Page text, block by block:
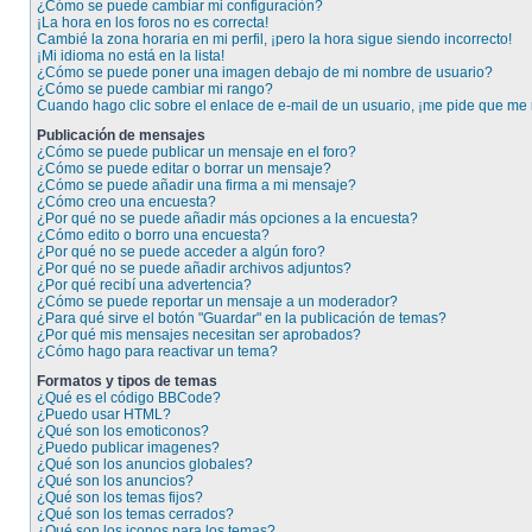
¿Cómo se puede cambiar mi configuración?
¡La hora en los foros no es correcta!
Cambié la zona horaria en mi perfil, ¡pero la hora sigue siendo incorrecto!
¡Mi idioma no está en la lista!
¿Cómo se puede poner una imagen debajo de mi nombre de usuario?
¿Cómo se puede cambiar mi rango?
Cuando hago clic sobre el enlace de e-mail de un usuario, ¡me pide que me
Publicación de mensajes
¿Cómo se puede publicar un mensaje en el foro?
¿Cómo se puede editar o borrar un mensaje?
¿Cómo se puede añadir una firma a mi mensaje?
¿Cómo creo una encuesta?
¿Por qué no se puede añadir más opciones a la encuesta?
¿Cómo edito o borro una encuesta?
¿Por qué no se puede acceder a algún foro?
¿Por qué no se puede añadir archivos adjuntos?
¿Por qué recibí una advertencia?
¿Cómo se puede reportar un mensaje a un moderador?
¿Para qué sirve el botón "Guardar" en la publicación de temas?
¿Por qué mis mensajes necesitan ser aprobados?
¿Cómo hago para reactivar un tema?
Formatos y tipos de temas
¿Qué es el código BBCode?
¿Puedo usar HTML?
¿Qué son los emoticonos?
¿Puedo publicar imagenes?
¿Qué son los anuncios globales?
¿Qué son los anuncios?
¿Qué son los temas fijos?
¿Qué son los temas cerrados?